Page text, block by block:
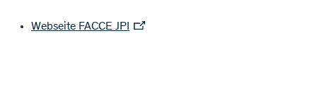
Webseite FACCE JPI